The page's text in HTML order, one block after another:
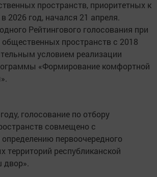
пространств, приоритетных к
2026 год, начался 21 апреля.
Рейтингового голосования при
пространств с 2018
условием реализации
«Формирование комфортной
голосование по отбору
совмещено с
первоочередного
территорий республиканской